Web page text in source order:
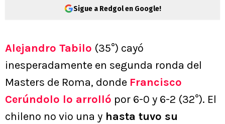
Sigue a Redgol en Google!
Alejandro Tabilo (35°) cayó
inesperadamente en segunda ronda del
Masters de Roma, donde Francisco
Cerúndolo lo arrolló por 6-0 y 6-2 (32°). El
chileno no vio una y hasta tuvo su